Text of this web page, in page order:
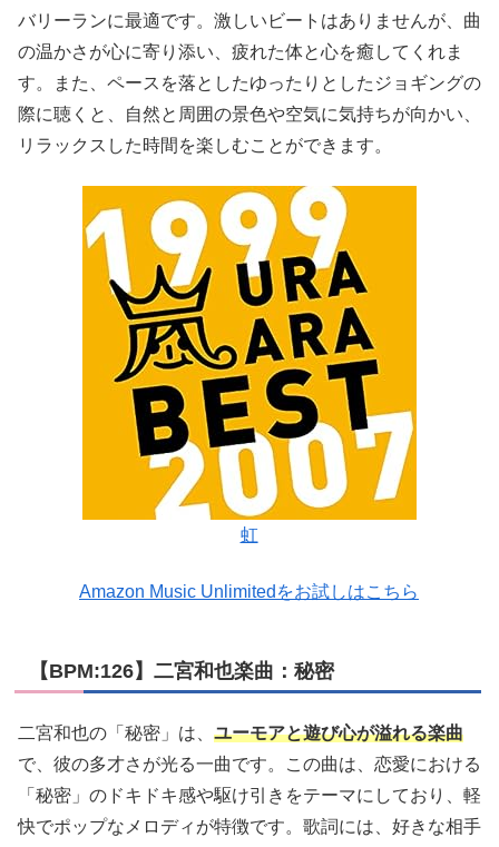
バリーランに最適です。激しいビートはありませんが、曲
の温かさが心に寄り添い、疲れた体と心を癒してくれま
す。また、ペースを落としたゆったりとしたジョギングの
際に聴くと、自然と周囲の景色や空気に気持ちが向かい、
リラックスした時間を楽しむことができます。
虹
Amazon Music Unlimitedをお試しはこちら
【BPM:126】二宮和也楽曲：秘密
二宮和也の「秘密」は、 ユーモアと遊び心が溢れる楽曲
で、彼の多才さが光る一曲です。この曲は、恋愛における
「秘密」のドキドキ感や駆け引きをテーマにしており、軽
快でポップなメロディが特徴です。歌詞には、好きな相手